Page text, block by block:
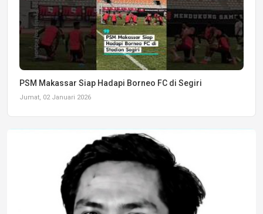
PSM Makassar Siap Hadapi Borneo FC di Segiri
Jumat, 02 Januari 2026